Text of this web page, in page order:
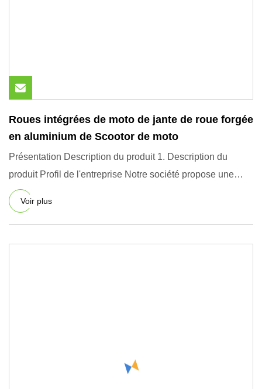
Roues intégrées de moto de jante de roue forgée
en aluminium de Scootor de moto
Présentation Description du produit 1. Description du
produit Profil de l'entreprise Notre société propose une
variété
Voir plus